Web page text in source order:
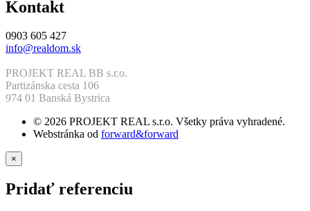
Kontakt
0903 605 427
info@realdom.sk
PROJEKT REAL BB s.r.o.
Partizánska cesta 106
974 01 Banská Bystrica
© 2026 PROJEKT REAL s.r.o. Všetky práva vyhradené.
Webstránka od forward&forward
×
Pridať referenciu